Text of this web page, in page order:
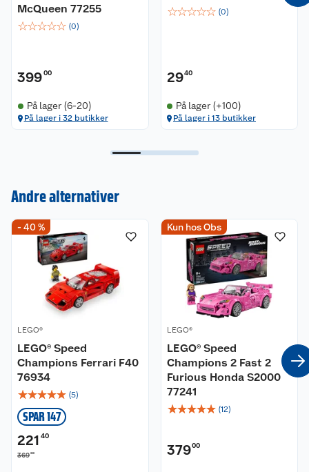
McQueen 77255
☆☆☆☆☆ (0)
39900
På lager (6-20)
På lager i 32 butikker
☆☆☆☆☆ (0)
2940
På lager (+100)
På lager i 13 butikker
Andre alternativer
- 40 %
LEGO®
LEGO® Speed
Champions Ferrari F40
76934
☆☆☆☆☆ (5)
SPAR 147
221 40
36900
Kun hos Obs
LEGO®
LEGO® Speed
Champions 2 Fast 2
Furious Honda S2000
77241
☆☆☆☆☆ (12)
37900
Om oss
Nyheter
Våre butikker
Våre merkevarer
Coop kjeder
Ledige stillinger
Bærekraft
Kundeservice
Kontakt oss
Angre- og returrett
Reklamasjon og garanti
Ofte stilte spørsmål
Betalingsalternativer
Leveringsalternativer
Pakkesporing
Åpent kjøp
Coop medlem